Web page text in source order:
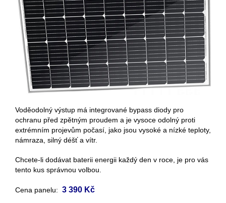
Voděodolný výstup má integrované bypass diody pro
ochranu před zpětným proudem a je vysoce odolný proti
extrémním projevům počasí, jako jsou vysoké a nízké teploty,
námraza, silný déšť a vítr.
Chcete-li dodávat baterii energii každý den v roce, je pro vás
tento kus správnou volbou.
Cena panelu: 3 390 Kč